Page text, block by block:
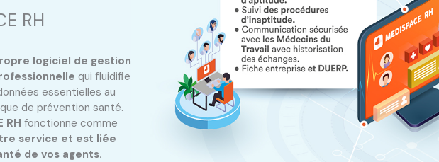
RH
logiciel de gestion
qui fluidifie
essentielles au
de prévention santé.
RH fonctionne comme
service et est liée
de vos agents.